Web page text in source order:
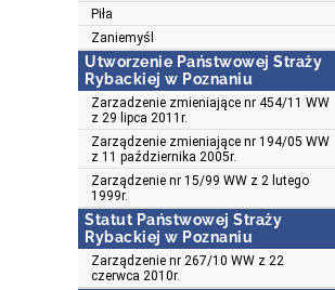
Piła
Zaniemyśl
Utworzenie Państwowej Straży
Rybackiej w Poznaniu
Zarzadzenie zmieniające nr 454/11 WW
z 29 lipca 2011r.
Zarządzenie zmieniające nr 194/05 WW
z 11 października 2005r.
Zarządzenie nr 15/99 WW z 2 lutego
1999r.
Statut Państwowej Straży
Rybackiej w Poznaniu
Zarządzenie nr 267/10 WW z 22
czerwca 2010r.